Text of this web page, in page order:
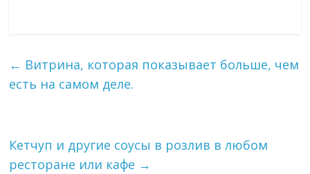
← Витрина, которая показывает больше, чем
есть на самом деле.
Кетчуп и другие соусы в розлив в любом
ресторане или кафе →